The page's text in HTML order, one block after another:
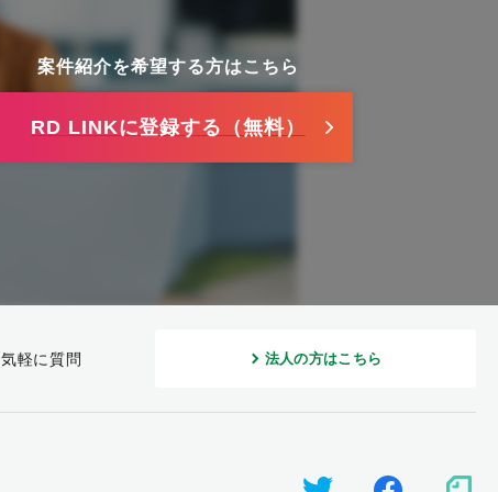
案件紹介を希望する方はこちら
RD LINKに登録する（無料）
気軽に質問 法人の方はこちら